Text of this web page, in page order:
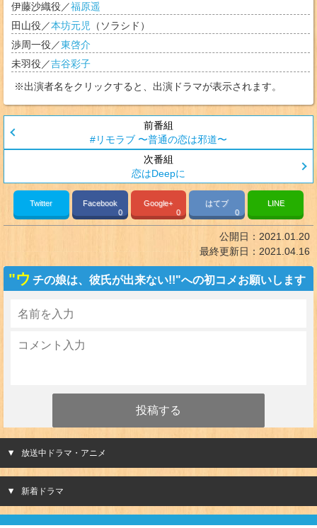
伊藤沙織役／福原遥
田山役／本坊元児 （ ソラシド ）
渉周一役／東啓介
未羽役／吉谷彩子
※出演者名をクリックすると、出演ドラマが表示されます。
#リモラブ 〜普通の恋は邪道〜
恋はDeepに
Twitter
Facebook
0
Google+
0
はてブ
0
LINE
公開日： 2021.01.20
最終更新日： 2021.04.16
"ウ チの娘は、彼氏が出来ない!!"への初コメお願いします
放送中ドラマ・アニメ
新着ドラマ